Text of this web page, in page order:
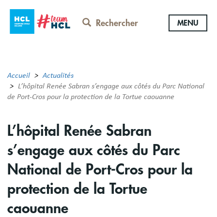
contenu
Rechercher MENU
Accueil
Actualités
L’hôpital Renée Sabran s’engage aux côtés du Parc National
de Port-Cros pour la protection de la Tortue caouanne
L’hôpital Renée Sabran
s’engage aux côtés du Parc
National de Port-Cros pour la
protection de la Tortue
caouanne